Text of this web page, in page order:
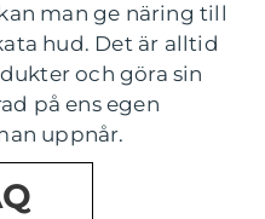
man ge näring till
hud. Det är alltid
och göra sin
på ens egen
uppnår.